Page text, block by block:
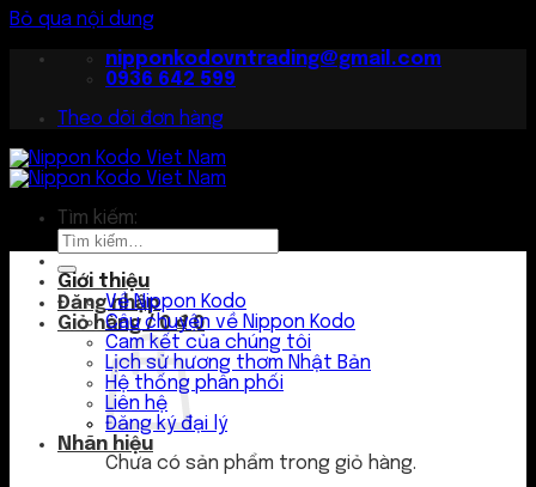
Bỏ qua nội dung
nipponkodovntrading@gmail.com
0936 642 599
Theo dõi đơn hàng
Tìm kiếm:
Đăng nhập
Giỏ hàng /0₫ 0
Chưa có sản phẩm trong giỏ hàng.
Giới thiệu
Về Nippon Kodo
Câu chuyện về Nippon Kodo
Cam kết của chúng tôi
Lịch sử hương thơm Nhật Bản
Hệ thống phân phối
Liên hệ
Đăng ký đại lý
Nhãn hiệu